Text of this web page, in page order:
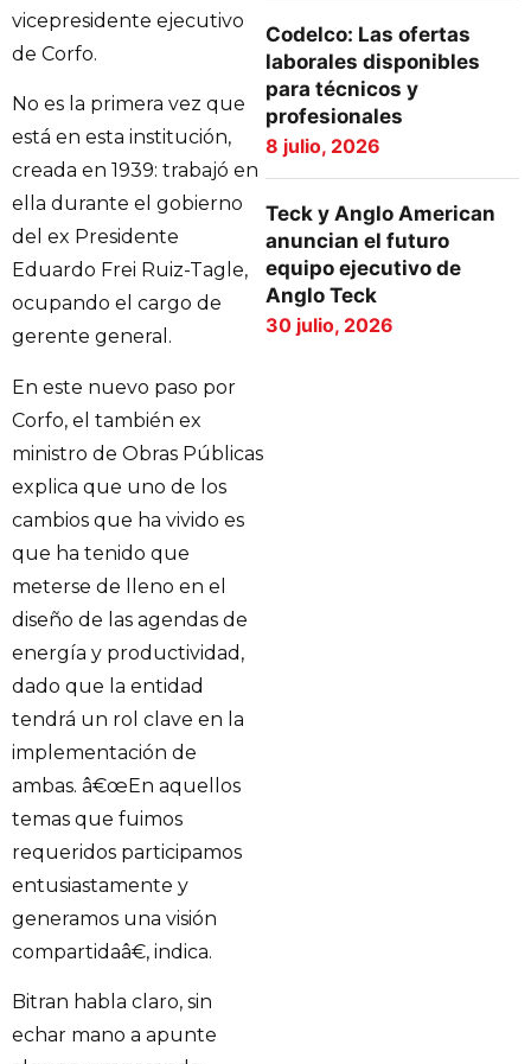
vicepresidente ejecutivo
de Corfo.
No es la primera vez que
está en esta institución,
creada en 1939: trabajó en
ella durante el gobierno
del ex Presidente
Eduardo Frei Ruiz-Tagle,
ocupando el cargo de
gerente general.
En este nuevo paso por
Corfo, el también ex
ministro de Obras Públicas
explica que uno de los
cambios que ha vivido es
que ha tenido que
meterse de lleno en el
diseño de las agendas de
energía y productividad,
dado que la entidad
tendrá un rol clave en la
implementación de
ambas. â€œEn aquellos
temas que fuimos
requeridos participamos
entusiastamente y
generamos una visión
compartidaâ€, indica.
Bitran habla claro, sin
echar mano a apunte
Codelco: Las ofertas
laborales disponibles
para técnicos y
profesionales
8 julio, 2026
Teck y Anglo American
anuncian el futuro
equipo ejecutivo de
Anglo Teck
30 julio, 2026